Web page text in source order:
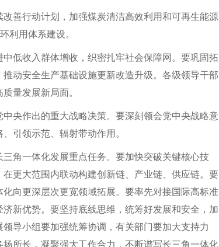
善行动计划，加强煤炭清洁高效利用和可再生能源
利用体系建设。
低收入群体增收，织密扎牢社会保障网。要巩固拓
动安全生产基础设施更新改造升级。各级领导干部
量发展新局面。
央作出的重大战略决策。要深刻领会党中央战略意
引领示范、辐射带动作用。
角一体化发展重点任务。要加快突破关键核心技
更大范围内联动构建创新链、产业链、供应链。要
向更深层次更宽领域拓展。要率先对接国际高标准
新优势。要坚持底线思维，统筹好发展和安全，加
导小组要加强统筹协调，有关部门要加大支持力
所长，凝聚强大工作合力，不断谱写长三角一体化